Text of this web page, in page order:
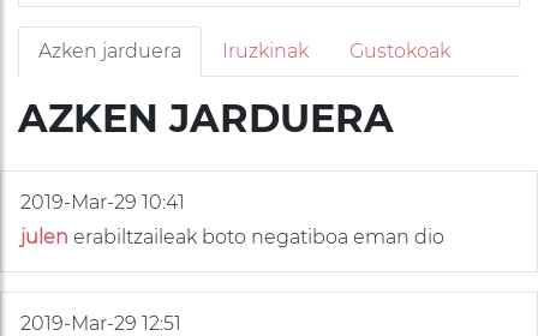
Azken jarduera Iruzkinak Gustokoak
AZKEN JARDUERA
2019-Mar-29 10:41
julen erabiltzaileak boto negatiboa eman dio
2019-Mar-29 12:51